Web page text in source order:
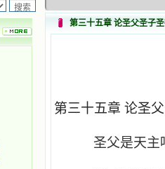
第三十五章 论圣父圣子
第三十五章 论圣
圣父是天主